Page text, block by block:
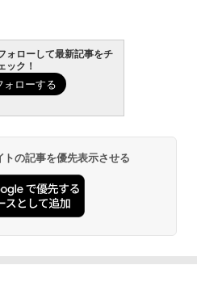
ギフトカード - 1000 Robux 【限
ャルアイテムを含む】 【オンラ
ムコード】 ロブロックス |オン
Office Home & Business 202
続版)|オンラインコード版|Wind
10/mac対応|PC2台
ト表現辞典: 思い通りの絵を引き
ロンプトの言葉 AI画像生成シリー
ーイラストLabo)
いちばんやさしい 教科書:
アル AI副業にもコンテンツ作成
出版にも！ 非エンジニアのた
ーディング入門シリーズ
Kindle - 目に優しい、かさばら
きな画面で読みやすい、6週間持
リー、6インチディスプレイ電子
シグニチャーエディ
7インチディスプレイ、明
ォローして最新記事をチ
ック！
の記事を優先表示させる